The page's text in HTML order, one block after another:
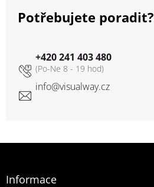
Potřebujete poradit?
info@visualway.cz
+420 241 403 480
Informace